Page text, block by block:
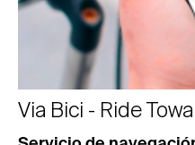
Via Bici - Ride